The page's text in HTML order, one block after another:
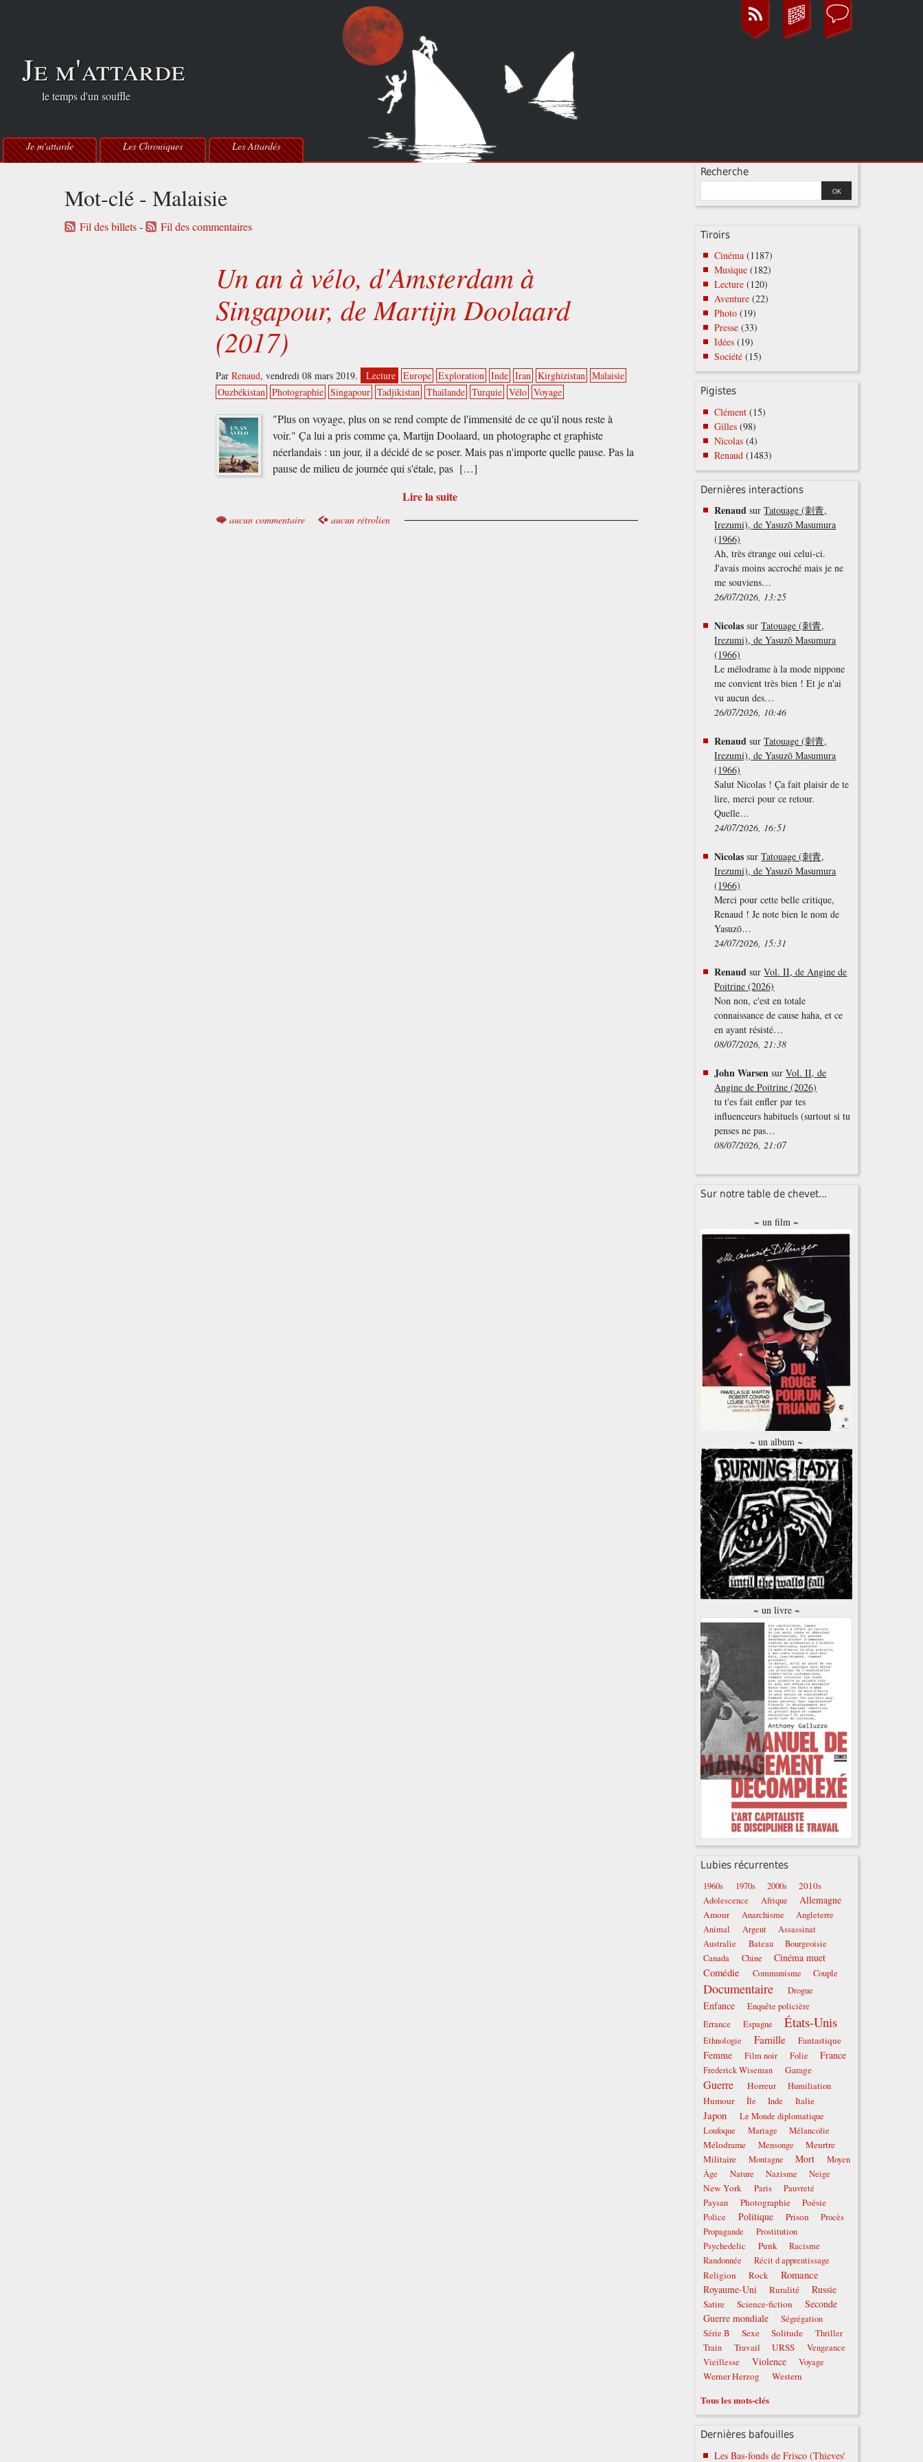
Je m'attarde
le temps d'un souffle
Je m'attarde Les Chroniques Les Attardés
Mot-clé - Malaisie
Fil des billets- Fil des commentaires
Un an à vélo, d'Amsterdam à
Singapour, de Martijn Doolaard
(2017)
ParRenaud,vendredi 08 mars 2019. Lecture Europe Exploration Inde Iran Kirghizistan Malaisie
Ouzbékistan Photographie Singapour Tadjikistan Thaïlande Turquie Vélo Voyage
"Plus on voyage, plus on se rend compte de l'immensité de ce qu'il nous reste à
voir." Ça lui a pris comme ça, Martijn Doolaard, un photographe et graphiste
néerlandais : un jour, il a décidé de se poser. Mais pas n'importe quelle pause. Pas la
pause de milieu de journée qui s'étale, pas […]
Lire la suite
aucun commentaire aucun rétrolien
Recherche
Tiroirs
Cinéma (1187)
Musique (182)
Lecture (120)
Aventure (22)
Photo (19)
Presse (33)
Idées (19)
Société (15)
Pigistes
Clément (15)
Gilles (98)
Nicolas (4)
Renaud (1483)
Dernières interactions
Renaud surTatouage (刺青,
Irezumi), de Yasuzō Masumura
(1966)
Ah, très étrange oui celui-ci.
J'avais moins accroché mais je ne
me souviens…
26/07/2026, 13:25
Nicolas surTatouage (刺青,
Irezumi), de Yasuzō Masumura
(1966)
Le mélodrame à la mode nippone
me convient très bien ! Et je n'ai
vu aucun des…
26/07/2026, 10:46
Renaud surTatouage (刺青,
Irezumi), de Yasuzō Masumura
(1966)
Salut Nicolas ! Ça fait plaisir de te
lire, merci pour ce retour.
Quelle…
24/07/2026, 16:51
Nicolas surTatouage (刺青,
Irezumi), de Yasuzō Masumura
(1966)
Merci pour cette belle critique,
Renaud ! Je note bien le nom de
Yasuzō…
24/07/2026, 15:31
Renaud surVol. II, de Angine de
Poitrine (2026)
Non non, c'est en totale
connaissance de cause haha, et ce
en ayant résisté…
08/07/2026, 21:38
John Warsen surVol. II, de
Angine de Poitrine (2026)
tu t'es fait enfler par tes
influenceurs habituels (surtout si tu
penses ne pas…
08/07/2026, 21:07
Sur notre table de chevet...
~ un film ~
~ un album ~
~ un livre ~
Lubies récurrentes
1960s 1970s 2000s 2010s
Adolescence Afrique Allemagne
Amour Anarchisme
Angleterre
Animal
Argent
Assassinat
Australie
Bateau
Bourgeoisie
Canada
Chine Cinéma muet
Comédie Communisme Couple
Documentaire Drogue
Enfance
Enquête policière
Errance
Espagne États-Unis
Ethnologie Famille Fantastique
Femme Film noir Folie France
Frederick Wiseman Garage
Guerre Horreur Humiliation
Humour Île Inde Italie
Japon
Le Monde diplomatique
Loufoque
Mariage Mélancolie
Mélodrame Mensonge
Meurtre
Militaire
Montagne Mort
Moyen
Âge
Nature Nazisme Neige
New York Paris
Pauvreté
Paysan
Photographie Poésie
Police Politique Prison
Procès
Propagande
Prostitution
Psychedelic
Punk
Racisme
Randonnée
Récit d apprentissage
Religion Rock Romance
Royaume-Uni Ruralité Russie
Satire Science-fiction
Seconde
Guerre mondiale
Ségrégation
Série B
Sexe Solitude
Thriller
Train
Travail URSS
Vengeance
Vieillesse
Violence Voyage
Werner Herzog Western
Tous les mots-clés
Dernières bafouilles
Les Bas-fonds de Frisco (Thieves'